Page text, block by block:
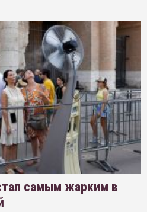
самым жарким в